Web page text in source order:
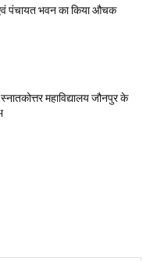
पंचायत भवन का किया औचक
महाविद्यालय जौनपुर के